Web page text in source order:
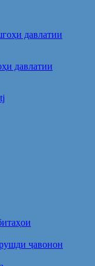
давлатии
ҷавонон